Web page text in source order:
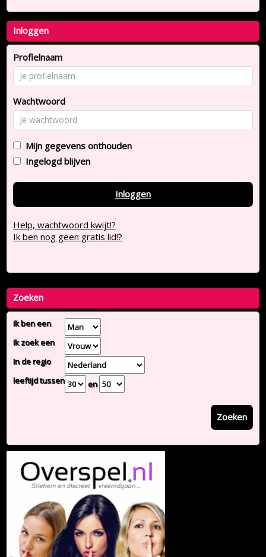
Inloggen
Profielnaam
Wachtwoord
Mijn gegevens onthouden
Ingelogd blijven
Inloggen
Help, wachtwoord kwijt!?
Ik ben nog geen gratis lid!?
Zoeken
Ik ben een
Ik zoek een
In de regio
leeftijd tussen
en
Zoeken